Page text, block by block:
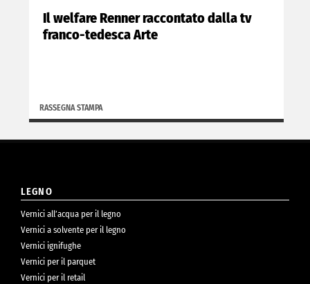
Il welfare Renner raccontato dalla tv
franco-tedesca Arte
RASSEGNA STAMPA
LEGNO
Vernici all’acqua per il legno
Vernici a solvente per il legno
Vernici ignifughe
Vernici per il parquet
Vernici per il retail